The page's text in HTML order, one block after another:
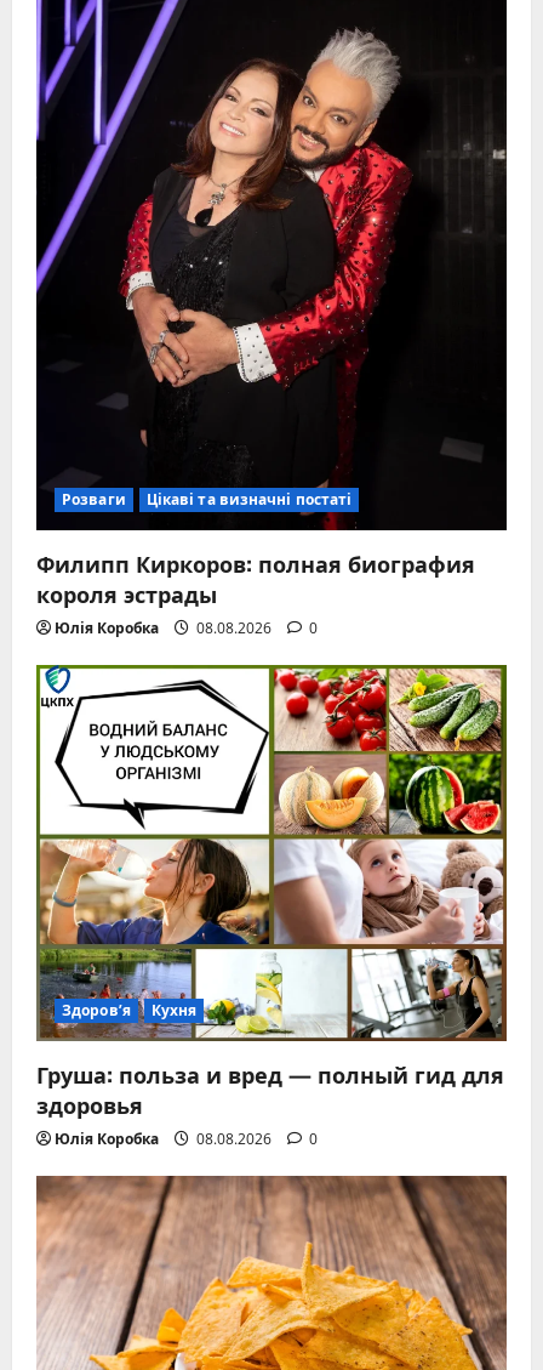
Розваги Цікаві та визначні постаті
Филипп Киркоров: полная биография
короля эстрады
Юлія Коробка 08.08.2026 0
Здоров’я Кухня
Груша: польза и вред — полный гид для
здоровья
Юлія Коробка 08.08.2026 0